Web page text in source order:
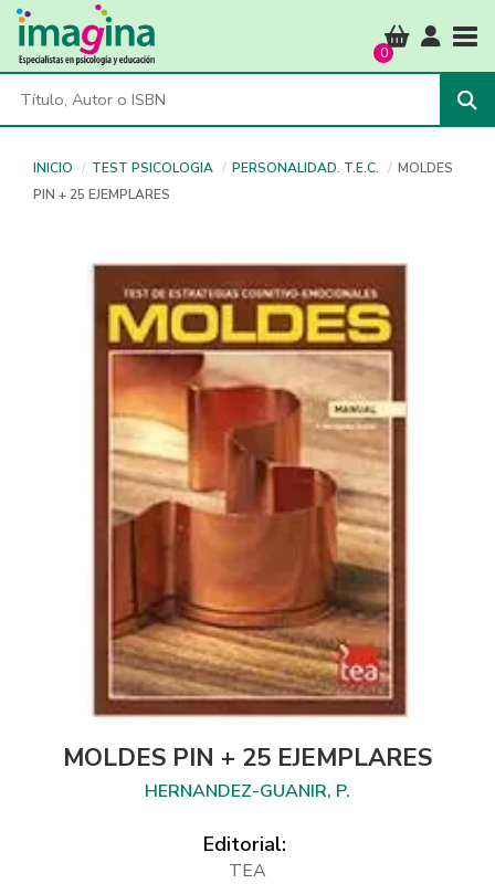
0
INICIO TEST PSICOLOGIA PERSONALIDAD. T.E.C.
MOLDES
PIN + 25 EJEMPLARES
MOLDES PIN + 25 EJEMPLARES
HERNANDEZ-GUANIR, P.
Editorial:
TEA